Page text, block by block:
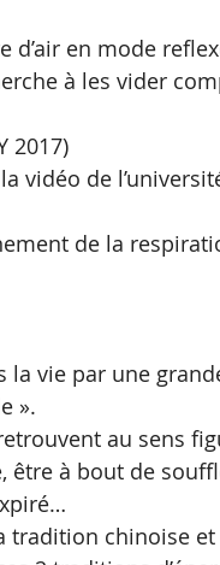
en mode
à les vider
2017)
vidéo de
de la
la vie par une
».
au sens
être à bout de
tradition chinoise